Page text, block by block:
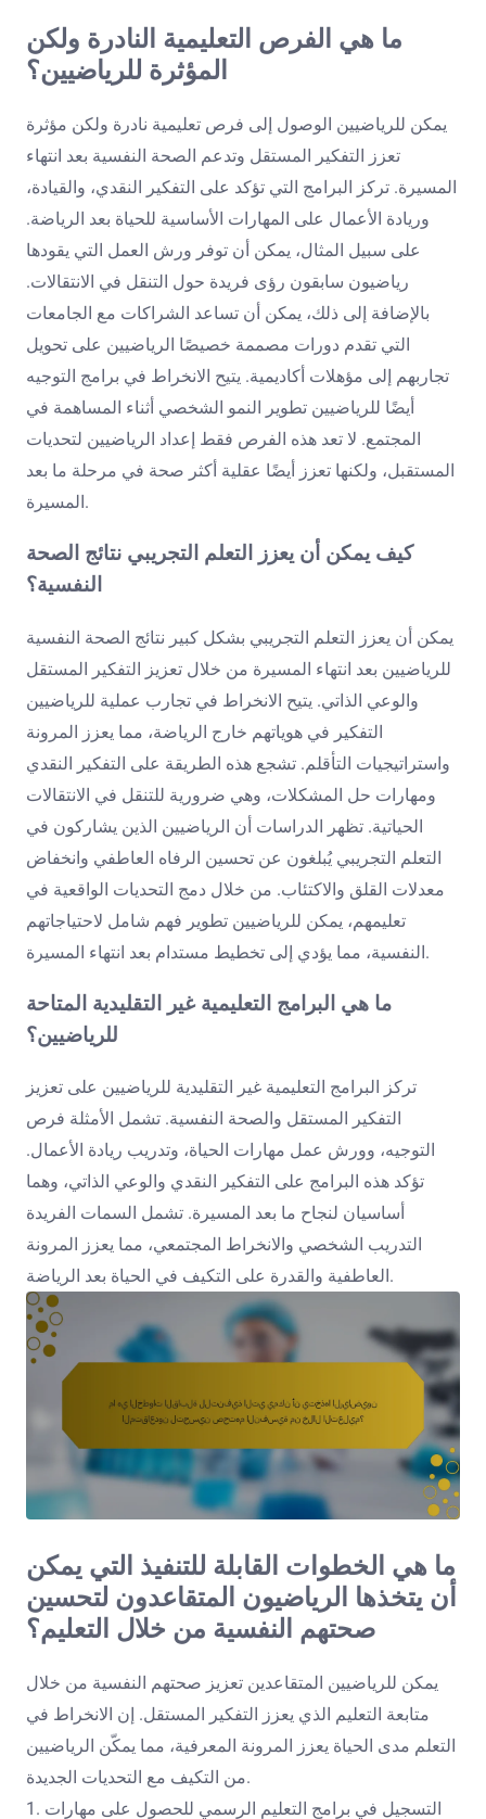
ما هي الفرص التعليمية النادرة ولكن
المؤثرة للرياضيين؟
يمكن للرياضيين الوصول إلى فرص تعليمية نادرة ولكن مؤثرة
تعزز التفكير المستقل وتدعم الصحة النفسية بعد انتهاء
المسيرة. تركز البرامج التي تؤكد على التفكير النقدي، والقيادة،
وريادة الأعمال على المهارات الأساسية للحياة بعد الرياضة.
على سبيل المثال، يمكن أن توفر ورش العمل التي يقودها
رياضيون سابقون رؤى فريدة حول التنقل في الانتقالات.
بالإضافة إلى ذلك، يمكن أن تساعد الشراكات مع الجامعات
التي تقدم دورات مصممة خصيصًا الرياضيين على تحويل
تجاربهم إلى مؤهلات أكاديمية. يتيح الانخراط في برامج التوجيه
أيضًا للرياضيين تطوير النمو الشخصي أثناء المساهمة في
المجتمع. لا تعد هذه الفرص فقط إعداد الرياضيين لتحديات
المستقبل، ولكنها تعزز أيضًا عقلية أكثر صحة في مرحلة ما بعد
المسيرة.
كيف يمكن أن يعزز التعلم التجريبي نتائج الصحة
النفسية؟
يمكن أن يعزز التعلم التجريبي بشكل كبير نتائج الصحة النفسية
للرياضيين بعد انتهاء المسيرة من خلال تعزيز التفكير المستقل
والوعي الذاتي. يتيح الانخراط في تجارب عملية للرياضيين
التفكير في هوياتهم خارج الرياضة، مما يعزز المرونة
واستراتيجيات التأقلم. تشجع هذه الطريقة على التفكير النقدي
ومهارات حل المشكلات، وهي ضرورية للتنقل في الانتقالات
الحياتية. تظهر الدراسات أن الرياضيين الذين يشاركون في
التعلم التجريبي يُبلغون عن تحسين الرفاه العاطفي وانخفاض
معدلات القلق والاكتئاب. من خلال دمج التحديات الواقعية في
تعليمهم، يمكن للرياضيين تطوير فهم شامل لاحتياجاتهم
النفسية، مما يؤدي إلى تخطيط مستدام بعد انتهاء المسيرة.
ما هي البرامج التعليمية غير التقليدية المتاحة
للرياضيين؟
تركز البرامج التعليمية غير التقليدية للرياضيين على تعزيز
التفكير المستقل والصحة النفسية. تشمل الأمثلة فرص
التوجيه، وورش عمل مهارات الحياة، وتدريب ريادة الأعمال.
تؤكد هذه البرامج على التفكير النقدي والوعي الذاتي، وهما
أساسيان لنجاح ما بعد المسيرة. تشمل السمات الفريدة
التدريب الشخصي والانخراط المجتمعي، مما يعزز المرونة
العاطفية والقدرة على التكيف في الحياة بعد الرياضة.
ما هي الخطوات القابلة للتنفيذ التي يمكن
أن يتخذها الرياضيون المتقاعدون لتحسين
صحتهم النفسية من خلال التعليم؟
يمكن للرياضيين المتقاعدين تعزيز صحتهم النفسية من خلال
متابعة التعليم الذي يعزز التفكير المستقل. إن الانخراط في
التعلم مدى الحياة يعزز المرونة المعرفية، مما يمكّن الرياضيين
من التكيف مع التحديات الجديدة.
1. التسجيل في برامج التعليم الرسمي للحصول على مهارات